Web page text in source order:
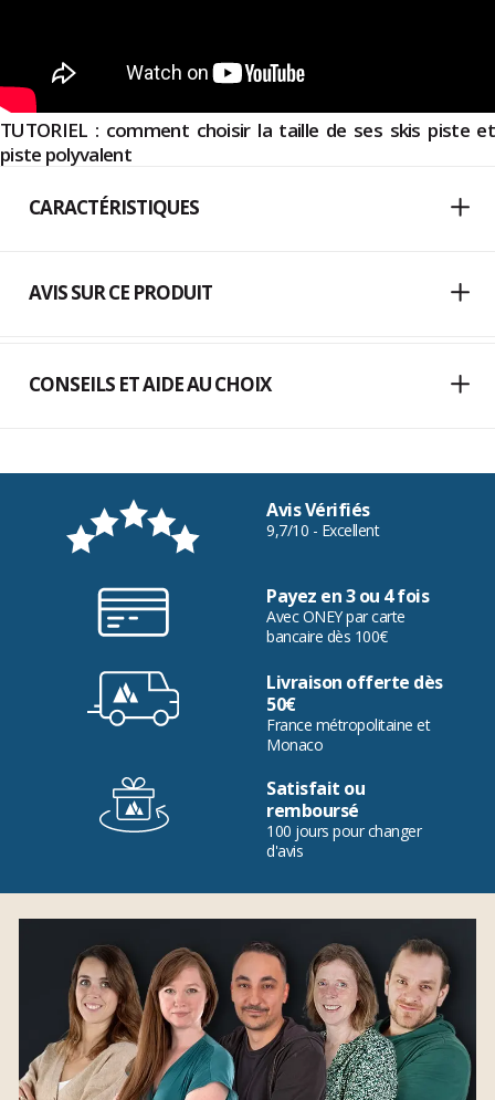
TUTORIEL : comment choisir la taille de ses skis piste et
piste polyvalent
CARACTÉRISTIQUES
AVIS SUR CE PRODUIT
CONSEILS ET AIDE AU CHOIX
Avis Vérifiés
9,7/10 - Excellent
Payez en 3 ou 4 fois
Avec ONEY par carte
bancaire dès 100€
Livraison offerte dès
50€
France métropolitaine et
Monaco
Satisfait ou
remboursé
100 jours pour changer
d'avis